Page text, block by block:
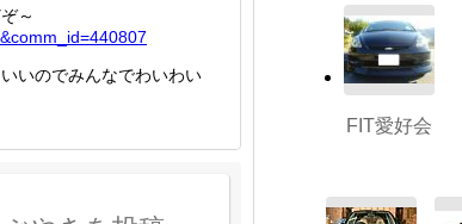
～
_id=440807
いのでみんなでわいわい
FIT愛好会